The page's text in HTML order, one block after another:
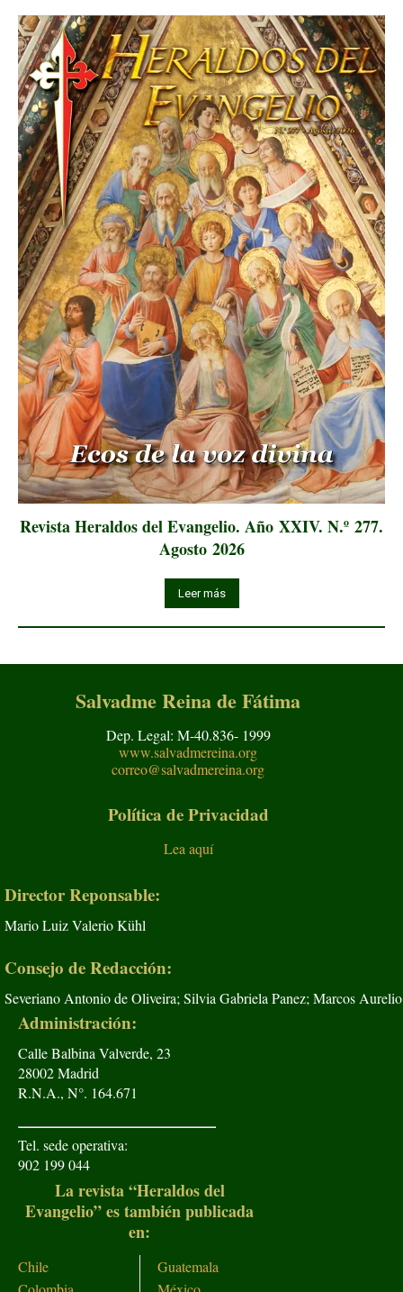
Revista Heraldos del Evangelio. Año XXIV. N.º 277.
Agosto 2026
Leer más
Salvadme Reina de Fátima
Dep. Legal: M-40.836- 1999
www.salvadmereina.org
correo@salvadmereina.org
Política de Privacidad
Lea aquí
Director Reponsable:
Mario Luiz Valerio Kühl
Consejo de Redacción:
Severiano Antonio de Oliveira; Silvia Gabriela Panez; Marcos
Administración:
Calle Balbina Valverde, 23
28002 Madrid
R.N.A., N°. 164.671
Tel. sede operativa:
902 199 044
La revista “Heraldos del
Evangelio” es también publicada
en:
Chile
Guatemala